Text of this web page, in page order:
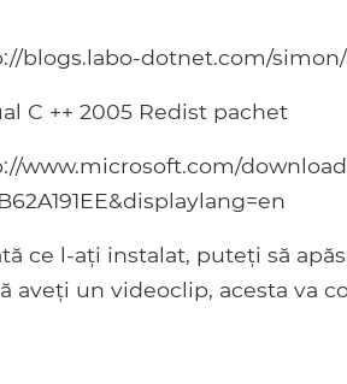
blogs.labo-dotnet.com/simon/
C ++ 2005 Redist pachet
www.microsoft.com/
ce l-ați instalat, puteți să
aveți un videoclip, acesta va